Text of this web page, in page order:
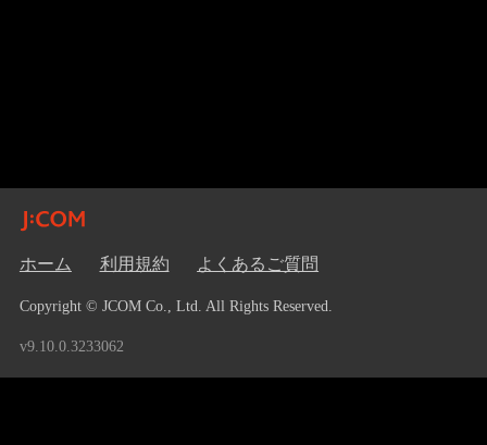
ホーム 利用規約 よくあるご質問
Copyright © JCOM Co., Ltd. All Rights Reserved.
v9.10.0.3233062